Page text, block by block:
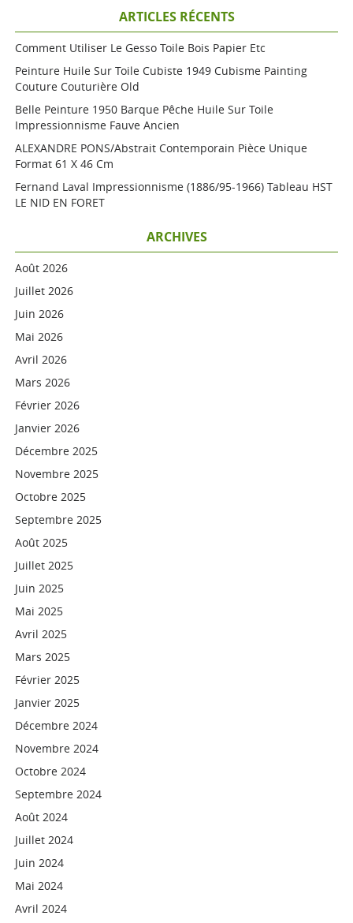
ARTICLES RÉCENTS
Comment Utiliser Le Gesso Toile Bois Papier Etc
Peinture Huile Sur Toile Cubiste 1949 Cubisme Painting
Couture Couturière Old
Belle Peinture 1950 Barque Pêche Huile Sur Toile
Impressionnisme Fauve Ancien
ALEXANDRE PONS/Abstrait Contemporain Pièce Unique
Format 61 X 46 Cm
Fernand Laval Impressionnisme (1886/95-1966) Tableau HST
LE NID EN FORET
ARCHIVES
Août 2026
Juillet 2026
Juin 2026
Mai 2026
Avril 2026
Mars 2026
Février 2026
Janvier 2026
Décembre 2025
Novembre 2025
Octobre 2025
Septembre 2025
Août 2025
Juillet 2025
Juin 2025
Mai 2025
Avril 2025
Mars 2025
Février 2025
Janvier 2025
Décembre 2024
Novembre 2024
Octobre 2024
Septembre 2024
Août 2024
Juillet 2024
Juin 2024
Mai 2024
Avril 2024